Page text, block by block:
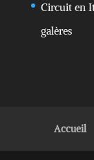
Circuit en
galères
Accueil